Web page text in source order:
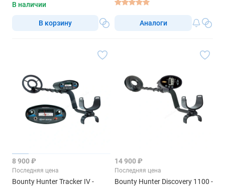
В наличии
В корзину Аналоги
8 900 ₽
Последняя цена
Bounty Hunter Tracker IV -
14 900 ₽
Последняя цена
Bounty Hunter Discovery 1100 -